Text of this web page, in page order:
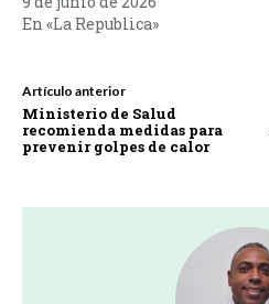
En «La Republica»
Artículo anterior
Ministerio de Salud
recomienda medidas para
prevenir golpes de calor